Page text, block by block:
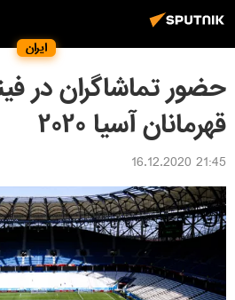
ایران
حضور تماشاگران در
قهرمانان آسیا ۲۰۲۰
21:45 16.12.2020